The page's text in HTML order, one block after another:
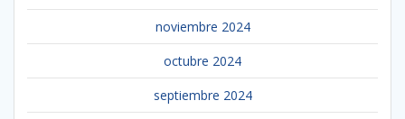
noviembre 2024
octubre 2024
septiembre 2024